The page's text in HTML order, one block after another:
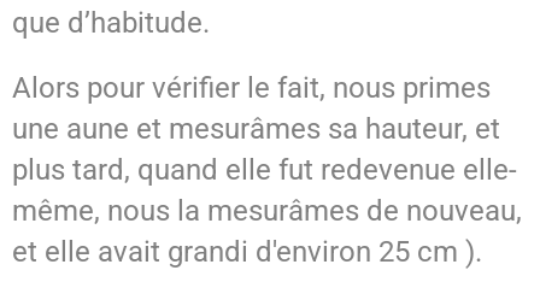
que d’habitude.
Alors pour vérifier le fait, nous primes
une aune et mesurâmes sa hauteur, et
plus tard, quand elle fut redevenue elle-
même, nous la mesurâmes de nouveau,
et elle avait grandi d'environ 25 cm ).